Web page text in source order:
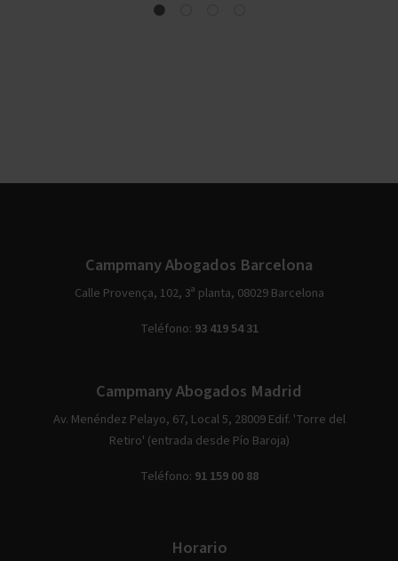
Campmany Abogados Barcelona
Calle Provença, 102, 3ª planta, 08029 Barcelona
Teléfono: 93 419 54 31
Campmany Abogados Madrid
Av. Menéndez Pelayo, 67, Local 5, 28009 Edif. 'Torre del
Retiro' (entrada desde Pío Baroja)
Teléfono: 91 159 00 88
Horario